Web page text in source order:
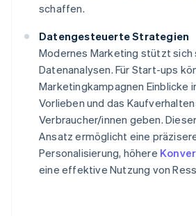
schaffen.
Datengesteuerte Strategien
Modernes Marketing stützt sich
Datenanalysen. Für Start-ups
Marketingkampagnen Einblicke
Vorlieben und das
Verbraucher/innen geben.
Ansatz ermöglicht eine
Personalisierung, höhere
eine effektive Nutzung von